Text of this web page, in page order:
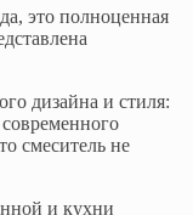
это полноценная
дизайна и стиля:
смеситель не
и кухни